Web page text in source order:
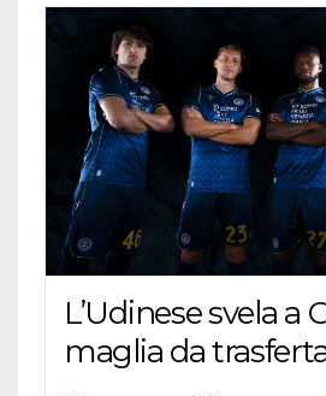
L’Udinese svela a
maglia da